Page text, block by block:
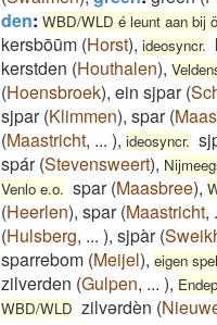
den: WBD/WLD é leunt aan bij
kersbōūm (Horst), ideosyncr.
kerstden (Houthalen),
(Hoensbroek), ein sjpar(
sjpar(Klimmen), spar(
(Maastricht, ... ), ideosyncr.
spár(Stevensweert),
Venlo e.o. spar(Maasbree),
(Heerlen), spar(Maastricht,
(Hulsberg, ... ), sjpàr(
sparrebom (Meijel), eigen
zilverden (Gulpen, ... ),
WBD/WLD zilvərdèn (